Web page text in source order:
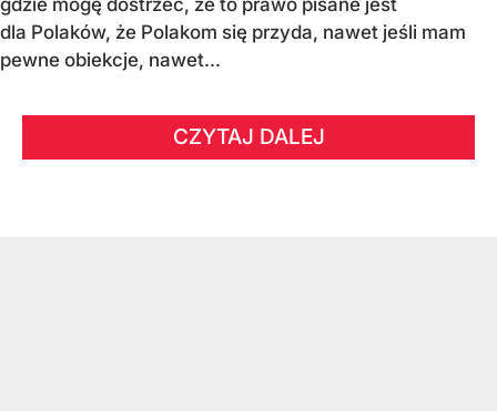
gdzie mogę dostrzec, że to prawo pisane jest
dla Polaków, że Polakom się przyda, nawet jeśli mam
pewne obiekcje, nawet...
CZYTAJ DALEJ